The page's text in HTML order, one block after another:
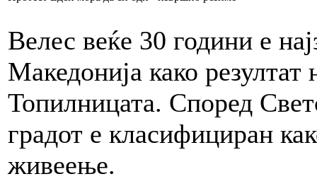
Велес веќе 30 години е
Македонија како
Топилницата. Според
градот е класифициран
живеење.